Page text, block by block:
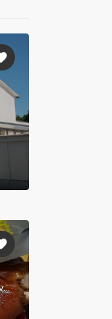
„Klajumi”, Kaplavas pagasts, Krāslavas novads